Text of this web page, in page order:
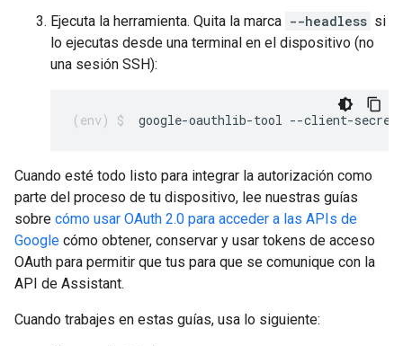
Ejecuta la herramienta. Quita la marca --headless si
lo ejecutas desde una terminal en el dispositivo (no
una sesión SSH):
google-oauthlib-tool --client-
Cuando esté todo listo para integrar la autorización como
parte del proceso de tu dispositivo, lee nuestras guías
sobre cómo usar OAuth 2.0 para acceder a las APIs de
Google cómo obtener, conservar y usar tokens de acceso
OAuth para permitir que tus para que se comunique con la
API de Assistant.
Cuando trabajes en estas guías, usa lo siguiente: